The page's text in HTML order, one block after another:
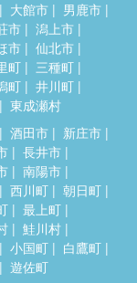
大館市
男鹿市
市
潟上市
市
仙北市
町
三種町
町
井川町
東成瀬村
酒田市
新庄市
長井市
南陽市
西川町
朝日町
最上町
鮭川村
小国町
白鷹町
遊佐町